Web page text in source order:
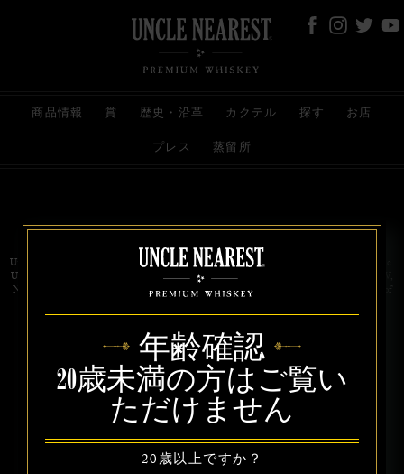
商品情報 賞 歴史・沿革 カクテル 探す お店
プレス 蒸留所
お問い合わせ 代理店 規約と条件
プライバシー
Uncle Nearest Premium Whiskey is wholly and independently owned by Uncle Nearest, Inc.
UNCLE NEAREST, THE BEST WHISKEY MAKER THE WORLD NEVER KNEW,
NATHAN GREEN, NEAREST GREEN, and DRINK HONORABLY are trademarks of
年齢確認
20歳未満の方はご覧い
ただけません
20歳以上ですか？